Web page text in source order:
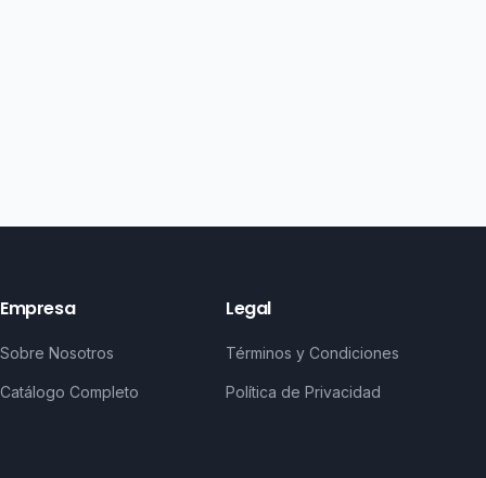
Empresa
Sobre Nosotros
Catálogo Completo
Legal
Términos y Condiciones
Política de Privacidad